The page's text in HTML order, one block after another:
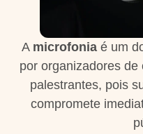
A microfoniaé um
por organizadores
palestrantes, pois
compromete